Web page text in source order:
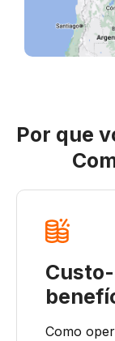
Por que
Custo-
Como